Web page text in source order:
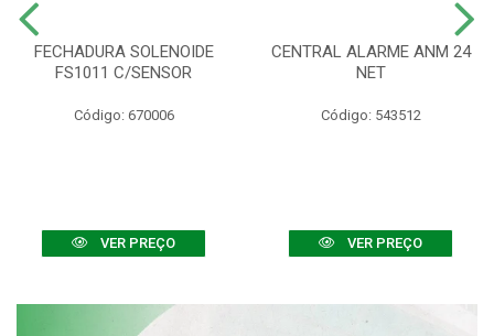
FECHADURA SOLENOIDE
FS1011 C/SENSOR
Código: 670006
VER PREÇO
CENTRAL ALARME ANM 24
NET
Código: 543512
VER PREÇO